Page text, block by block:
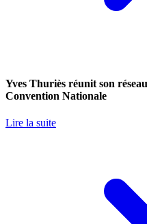
Yves Thuriès réunit son
Convention Nationale
Lire la suite